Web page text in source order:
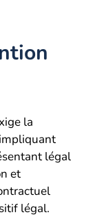
la
légal
et
légal.